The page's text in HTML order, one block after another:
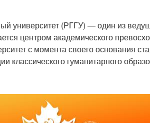
университет (РГГУ) — один из
центром академического
с момента своего основания
классического гуманитарного